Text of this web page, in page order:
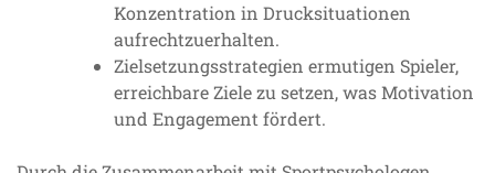
Konzentration in Drucksituationen
aufrechtzuerhalten.
Zielsetzungsstrategien ermutigen Spieler,
erreichbare Ziele zu setzen, was Motivation
und Engagement fördert.